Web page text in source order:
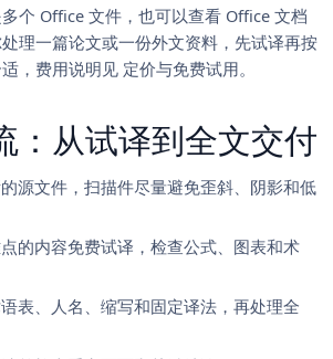
个 Office 文件，也可以查看 Office 文档
处理一篇论文或一份外文资料，先试译再按
，费用说明见 定价与免费试用。
：从试译到全文交付
源文件，扫描件尽量避免歪斜、阴影和低
的内容免费试译，检查公式、图表和术
表、人名、缩写和固定译法，再处理全